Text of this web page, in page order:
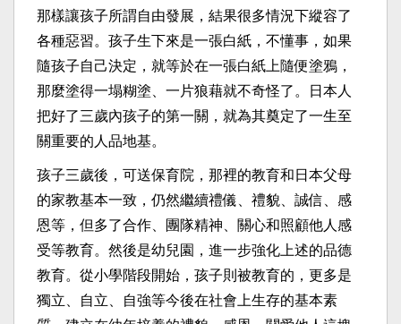
那樣讓孩子所謂自由發展，結果很多情況下縱容了
各種惡習。孩子生下來是一張白紙，不懂事，如果
隨孩子自己決定，就等於在一張白紙上隨便塗鴉，
那麼塗得一塌糊塗、一片狼藉就不奇怪了。日本人
把好了三歲內孩子的第一關，就為其奠定了一生至
關重要的人品地基。
孩子三歲後，可送保育院，那裡的教育和日本父母
的家教基本一致，仍然繼續禮儀、禮貌、誠信、感
恩等，但多了合作、團隊精神、關心和照顧他人感
受等教育。然後是幼兒園，進一步強化上述的品德
教育。從小學階段開始，孩子則被教育的，更多是
獨立、自立、自強等今後在社會上生存的基本素